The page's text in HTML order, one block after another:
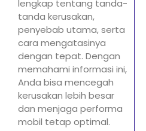
lengkap tentang tanda-
tanda kerusakan,
penyebab utama, serta
cara mengatasinya
dengan tepat. Dengan
memahami informasi ini,
Anda bisa mencegah
kerusakan lebih besar
dan menjaga performa
mobil tetap optimal.